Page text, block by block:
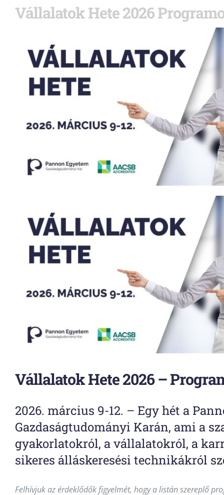
Vállalatok Hete 2026
Vállalatok Hete 2026 –
2026. március 9-12. – Egy hét a
Gazdaságtudományi Karán, ami a
gyakorlatokról, a vállalatokról, a
sikeres álláskeresési technikákról
Felhívjuk az érdeklődők figyelmét, hogy a listán szereplő